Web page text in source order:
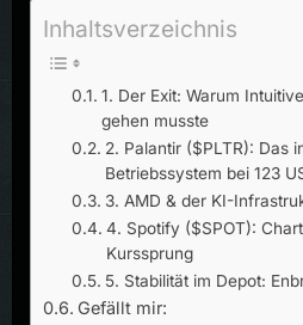
Inhaltsverzeichnis
1. Der Exit: Warum
gehen musste
2. Palantir ($PLTR): Das
Betriebssystem bei 123
3. AMD & der KI-
4. Spotify ($SPOT):
Kurssprung
5. Stabilität im Depot:
Gefällt mir: